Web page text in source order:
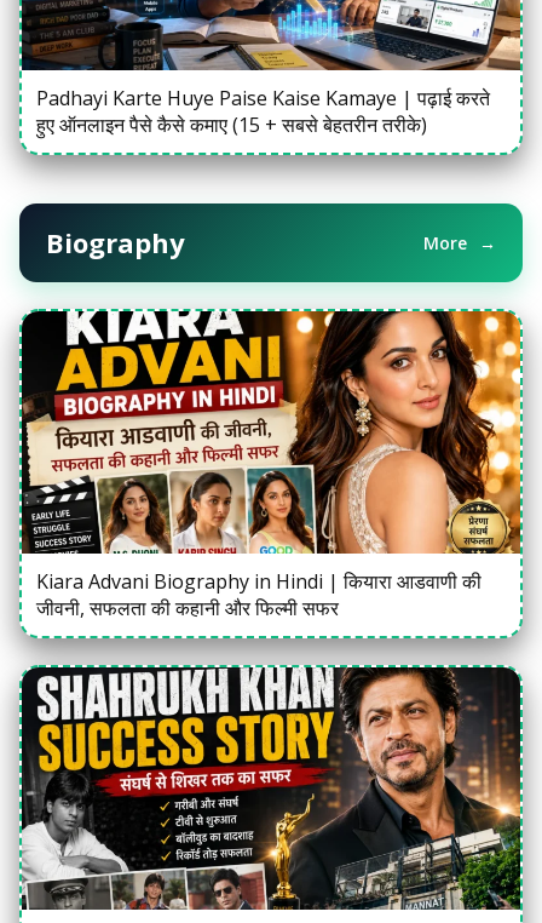
Padhayi Karte Huye Paise Kaise Kamaye | पढ़ाई करते
हुए ऑनलाइन पैसे कैसे कमाए (15 + सबसे बेहतरीन तरीके)
Biography More →
Kiara Advani Biography in Hindi | कियारा आडवाणी की
जीवनी, सफलता की कहानी और फिल्मी सफर